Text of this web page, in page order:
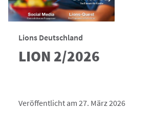
Lions Deutschland
LION 2/2026
Veröffentlicht am 27. März 2026